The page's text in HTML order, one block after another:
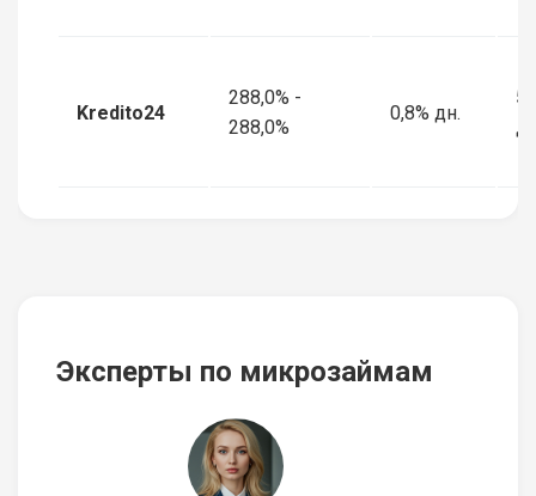
Kredito24
288,0% -
288,0%
0,8% дн.
5
Эксперты по микрозаймам